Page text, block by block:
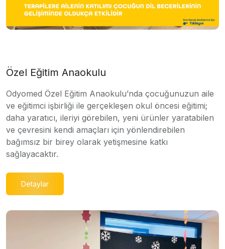
Özel Eğitim Anaokulu
Odyomed Özel Eğitim Anaokulu’nda çocuğunuzun aile
ve eğitimci işbirliği ile gerçekleşen okul öncesi eğitimi;
daha yaratıcı, ileriyi görebilen, yeni ürünler yaratabilen
ve çevresini kendi amaçları için yönlendirebilen
bağımsız bir birey olarak yetişmesine katkı
sağlayacaktır.
Detaylar